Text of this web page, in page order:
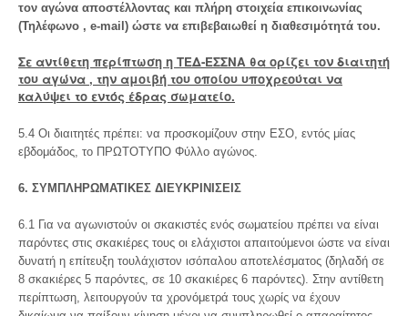
τον αγώνα αποστέλλοντας και πλήρη στοιχεία επικοινωνίας
(Τηλέφωνο , e-mail) ώστε να επιβεβαιωθεί η διαθεσιμότητά του.
Σε αντίθετη περίπτωση η ΤΕΔ-ΕΣΣΝΑ θα ορίζει τον διαιτητή
του αγώνα , την αμοιβή του οποίου υποχρεούται να
καλύψει το εντός έδρας σωματείο.
5.4 Οι διαιτητές πρέπει: να προσκομίζουν στην ΕΣΟ, εντός μίας
εβδομάδος, το ΠΡΩΤΟΤΥΠΟ Φύλλο αγώνος.
6. ΣΥΜΠΛΗΡΩΜΑΤΙΚΕΣ ΔΙΕΥΚΡΙΝΙΣΕΙΣ
6.1 Για να αγωνιστούν οι σκακιστές ενός σωματείου πρέπει να είναι
παρόντες στις σκακιέρες τους οι ελάχιστοι απαιτούμενοι ώστε να είναι
δυνατή η επίτευξη τουλάχιστον ισόπαλου αποτελέσματος (δηλαδή σε
8 σκακιέρες 5 παρόντες, σε 10 σκακιέρες 6 παρόντες). Στην αντίθετη
περίπτωση, λειτουργούν τα χρονόμετρά τους χωρίς να έχουν